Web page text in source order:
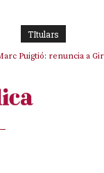
TItulars
Puigtió: renuncia a